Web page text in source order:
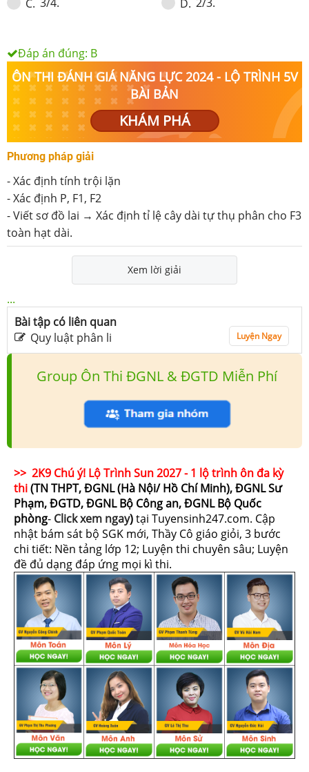
C. D.
Đáp án đúng: B
ÔN THI ĐÁNH GIÁ NĂNG LỰC 2024 - LỘ TRÌNH 5V
BÀI BẢN
KHÁM PHÁ
Phương pháp giải
-Xác định tính trội lặn
-Xác định P, F1, F2
-Viết sơ đồ lai → Xác định tỉ lệ cây dài tự thụ phân cho F3
toàn hạt dài.
Xem lời giải
...
Bài tập có liên quan
Quy luật phân li
Luyện Ngay
Group Ôn Thi ĐGNL & ĐGTD Miễn Phí
>> 2K9 Chú ý! Lộ Trình Sun 2027 - 1 lộ trình ôn đa kỳ
thi(TN THPT, ĐGNL (Hà Nội/ Hồ Chí Minh), ĐGNL Sư
Phạm, ĐGTD, ĐGNL Bộ Công an, ĐGNL Bộ Quốc
phòng- Click xem ngay)tại Tuyensinh247.com. Cập
nhật bám sát bộ SGK mới, Thầy Cô giáo giỏi, 3 bước
chi tiết: Nền tảng lớp 12; Luyện thi chuyên sâu; Luyện
đề đủ dạng đáp ứng mọi kì thi.